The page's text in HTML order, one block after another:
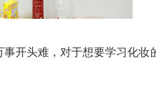
头难，对于想要学习化妆